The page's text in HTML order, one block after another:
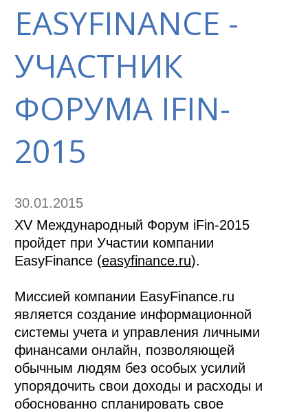
EASYFINANCE -
УЧАСТНИК
ФОРУМА IFIN-
2015
30.01.2015
XV Международный Форум iFin-2015
пройдет при Участии компании
EasyFinance (easyfinance.ru).
Миссией компании EasyFinance.ru
является создание информационной
системы учета и управления личными
финансами онлайн, позволяющей
обычным людям без особых усилий
упорядочить свои доходы и расходы и
обоснованно спланировать свое